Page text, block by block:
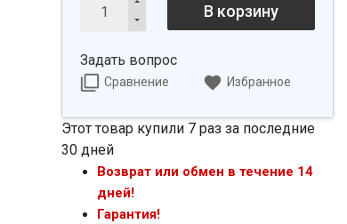
В корзину
Задать вопрос
Сравнение Избранное
Этот товар купили 7 раз за последние
30 дней
Возврат или обмен в течение 14
дней!
Гарантия!